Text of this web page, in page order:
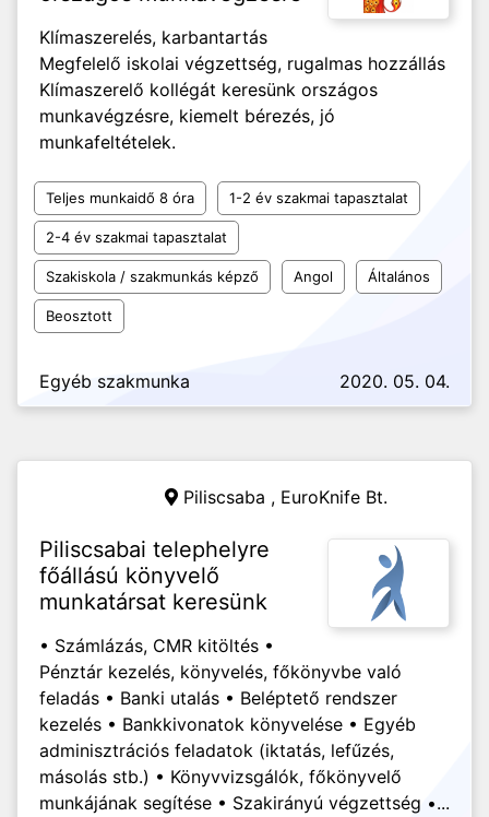
Klímaszerelés, karbantartás
Megfelelő iskolai végzettség, rugalmas hozzállás
Klímaszerelő kollégát keresünk országos
munkavégzésre, kiemelt bérezés, jó
munkafeltételek.
Teljes munkaidő 8 óra 1-2 év szakmai tapasztalat
2-4 év szakmai tapasztalat
Szakiskola / szakmunkás képző Angol Általános
Beosztott
Egyéb szakmunka 2020. 05. 04.
Piliscsaba , EuroKnife Bt.
Piliscsabai telephelyre
főállású könyvelő
munkatársat keresünk
• Számlázás, CMR kitöltés •
Pénztár kezelés, könyvelés, főkönyvbe való
feladás • Banki utalás • Beléptető rendszer
kezelés • Bankkivonatok könyvelése • Egyéb
adminisztrációs feladatok (iktatás, lefűzés,
másolás stb.) • Könyvvizsgálók, főkönyvelő
munkájának segítése • Szakirányú végzettség •...